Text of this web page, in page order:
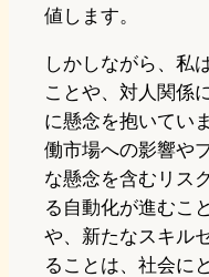
値します。
しかしながら、私
ことや、対人関係
に懸念を抱いてい
働市場への影響や
な懸念を含むリス
る自動化が進むこ
や、新たなスキル
ることは、社会に